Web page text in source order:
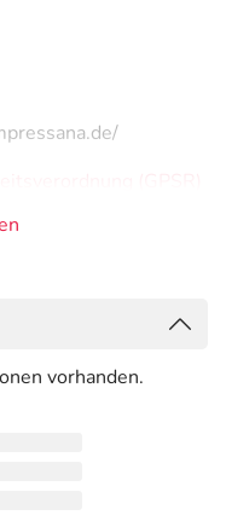
Sie sich oben
vorhanden.